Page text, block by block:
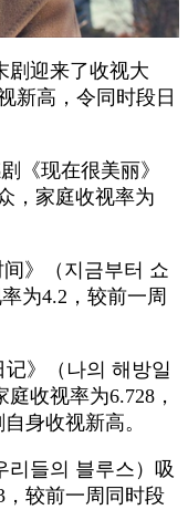
剧迎来了收视大
新高，令同时段日
《现在很美丽》
，家庭收视率为
》（지금부터 쇼
为4.2，较前一周
》（나의 해방일
收视率为6.728，
身收视新高。
리들의 블루스）吸
，较前一周同时段